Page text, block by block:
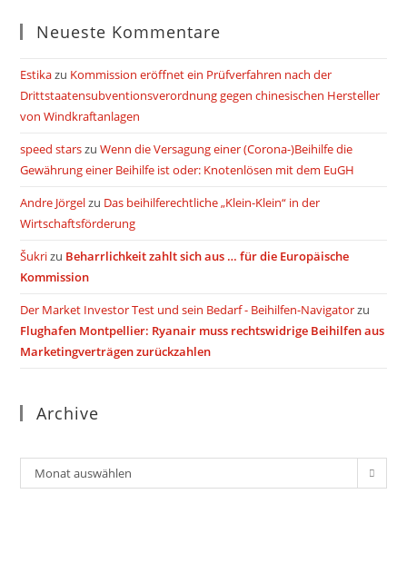
Neueste Kommentare
Estikazu Kommission eröffnet ein Prüfverfahren nach der
Drittstaatensubventionsverordnung gegen chinesischen Hersteller
von Windkraftanlagen
speed starszuWenn die Versagung einer (Corona-)Beihilfe die
Gewährung einer Beihilfe ist oder: Knotenlösen mit dem EuGH
Andre Jörgelzu Das beihilferechtliche „Klein-Klein“ in der
Wirtschaftsförderung
Šukrizu Beharrlichkeit zahlt sich aus … für die Europäische
Kommission
Der Market Investor Test und sein Bedarf - Beihilfen-Navigatorzu
Flughafen Montpellier: Ryanair muss rechtswidrige Beihilfen aus
Marketingverträgen zurückzahlen
Archive
Archiv
Monat auswählen